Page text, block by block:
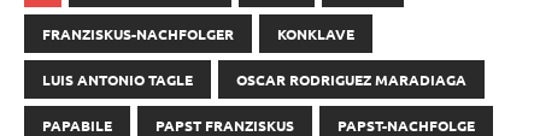
FRANZISKUS-NACHFOLGER KONKLAVE
LUIS ANTONIO TAGLE OSCAR RODRIGUEZ MARADIAGA
PAPABILE PAPST FRANZISKUS PAPST-NACHFOLGE